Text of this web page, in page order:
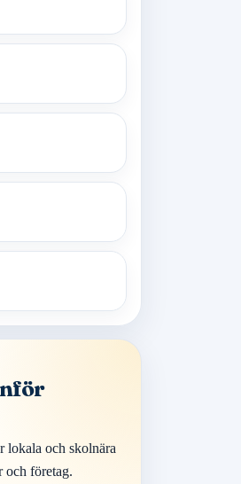
lokala och skolnära
och företag.